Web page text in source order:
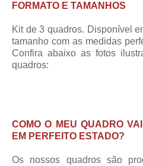
FORMATO E TAMANHOS
Kit de 3 quadros. Disponível
tamanho com as medidas
Confira abaixo as fotos
quadros:
COMO O MEU QUADRO
EM PERFEITO ESTADO?
Os nossos quadros são